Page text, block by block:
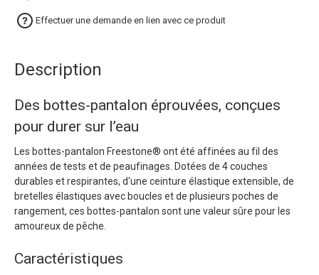
Effectuer une demande en lien avec ce produit
Description
Des bottes-pantalon éprouvées, conçues
pour durer sur l’eau
Les bottes-pantalon Freestone® ont été affinées au fil des
années de tests et de peaufinages. Dotées de 4 couches
durables et respirantes, d'une ceinture élastique extensible, de
bretelles élastiques avec boucles et de plusieurs poches de
rangement, ces bottes-pantalon sont une valeur sûre pour les
amoureux de pêche.
Caractéristiques